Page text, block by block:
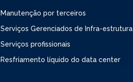
Manutenção por terceiros
Serviços Gerenciados de Infra-estrutura
Serviços profissionais
Resfriamento líquido do data center